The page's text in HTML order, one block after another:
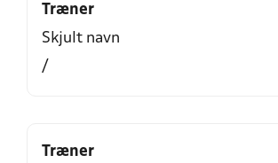
Træner
Skjult navn
/
Træner